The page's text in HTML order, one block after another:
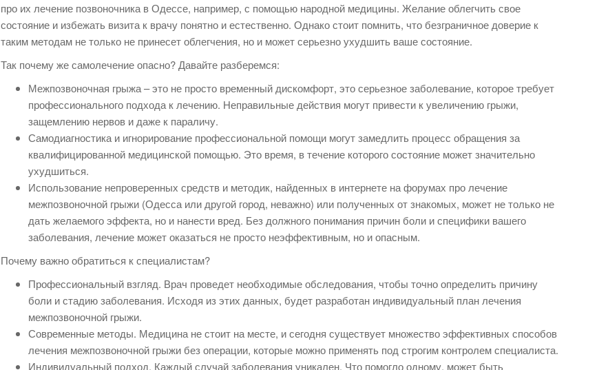
про их лечение позвоночника в Одессе, например, с помощью народной медицины. Желание облегчить свое
состояние и избежать визита к врачу понятно и естественно. Однако стоит помнить, что безграничное доверие к
таким методам не только не принесет облегчения, но и может серьезно ухудшить ваше состояние.
Так почему же самолечение опасно? Давайте разберемся:
Межпозвоночная грыжа – это не просто временный дискомфорт, это серьезное заболевание, которое требует
профессионального подхода к лечению. Неправильные действия могут привести к увеличению грыжи,
защемлению нервов и даже к параличу.
Самодиагностика и игнорирование профессиональной помощи могут замедлить процесс обращения за
квалифицированной медицинской помощью. Это время, в течение которого состояние может значительно
ухудшиться.
Использование непроверенных средств и методик, найденных в интернете на форумах про лечение
межпозвоночной грыжи (Одесса или другой город, неважно) или полученных от знакомых, может не только не
дать желаемого эффекта, но и нанести вред. Без должного понимания причин боли и специфики вашего
заболевания, лечение может оказаться не просто неэффективным, но и опасным.
Почему важно обратиться к специалистам?
Профессиональный взгляд. Врач проведет необходимые обследования, чтобы точно определить причину
боли и стадию заболевания. Исходя из этих данных, будет разработан индивидуальный план лечения
межпозвоночной грыжи.
Современные методы. Медицина не стоит на месте, и сегодня существует множество эффективных способов
лечения межпозвоночной грыжи без операции, которые можно применять под строгим контролем специалиста.
Индивидуальный подход. Каждый случай заболевания уникален. Что помогло одному, может быть